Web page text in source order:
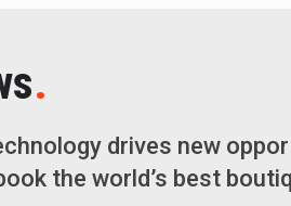
.
drives new
the world’s best